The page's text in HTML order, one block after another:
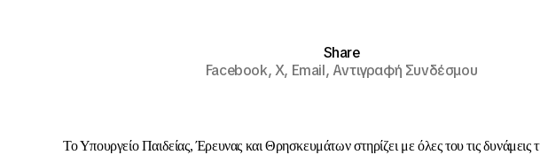
Share
Facebook,X, Email,Αντιγραφή Συνδέσμου
Το Υπουργείο Παιδείας, Έρευνας και Θρησκευμάτων στηρίζει με όλες του τις δυνάμεις